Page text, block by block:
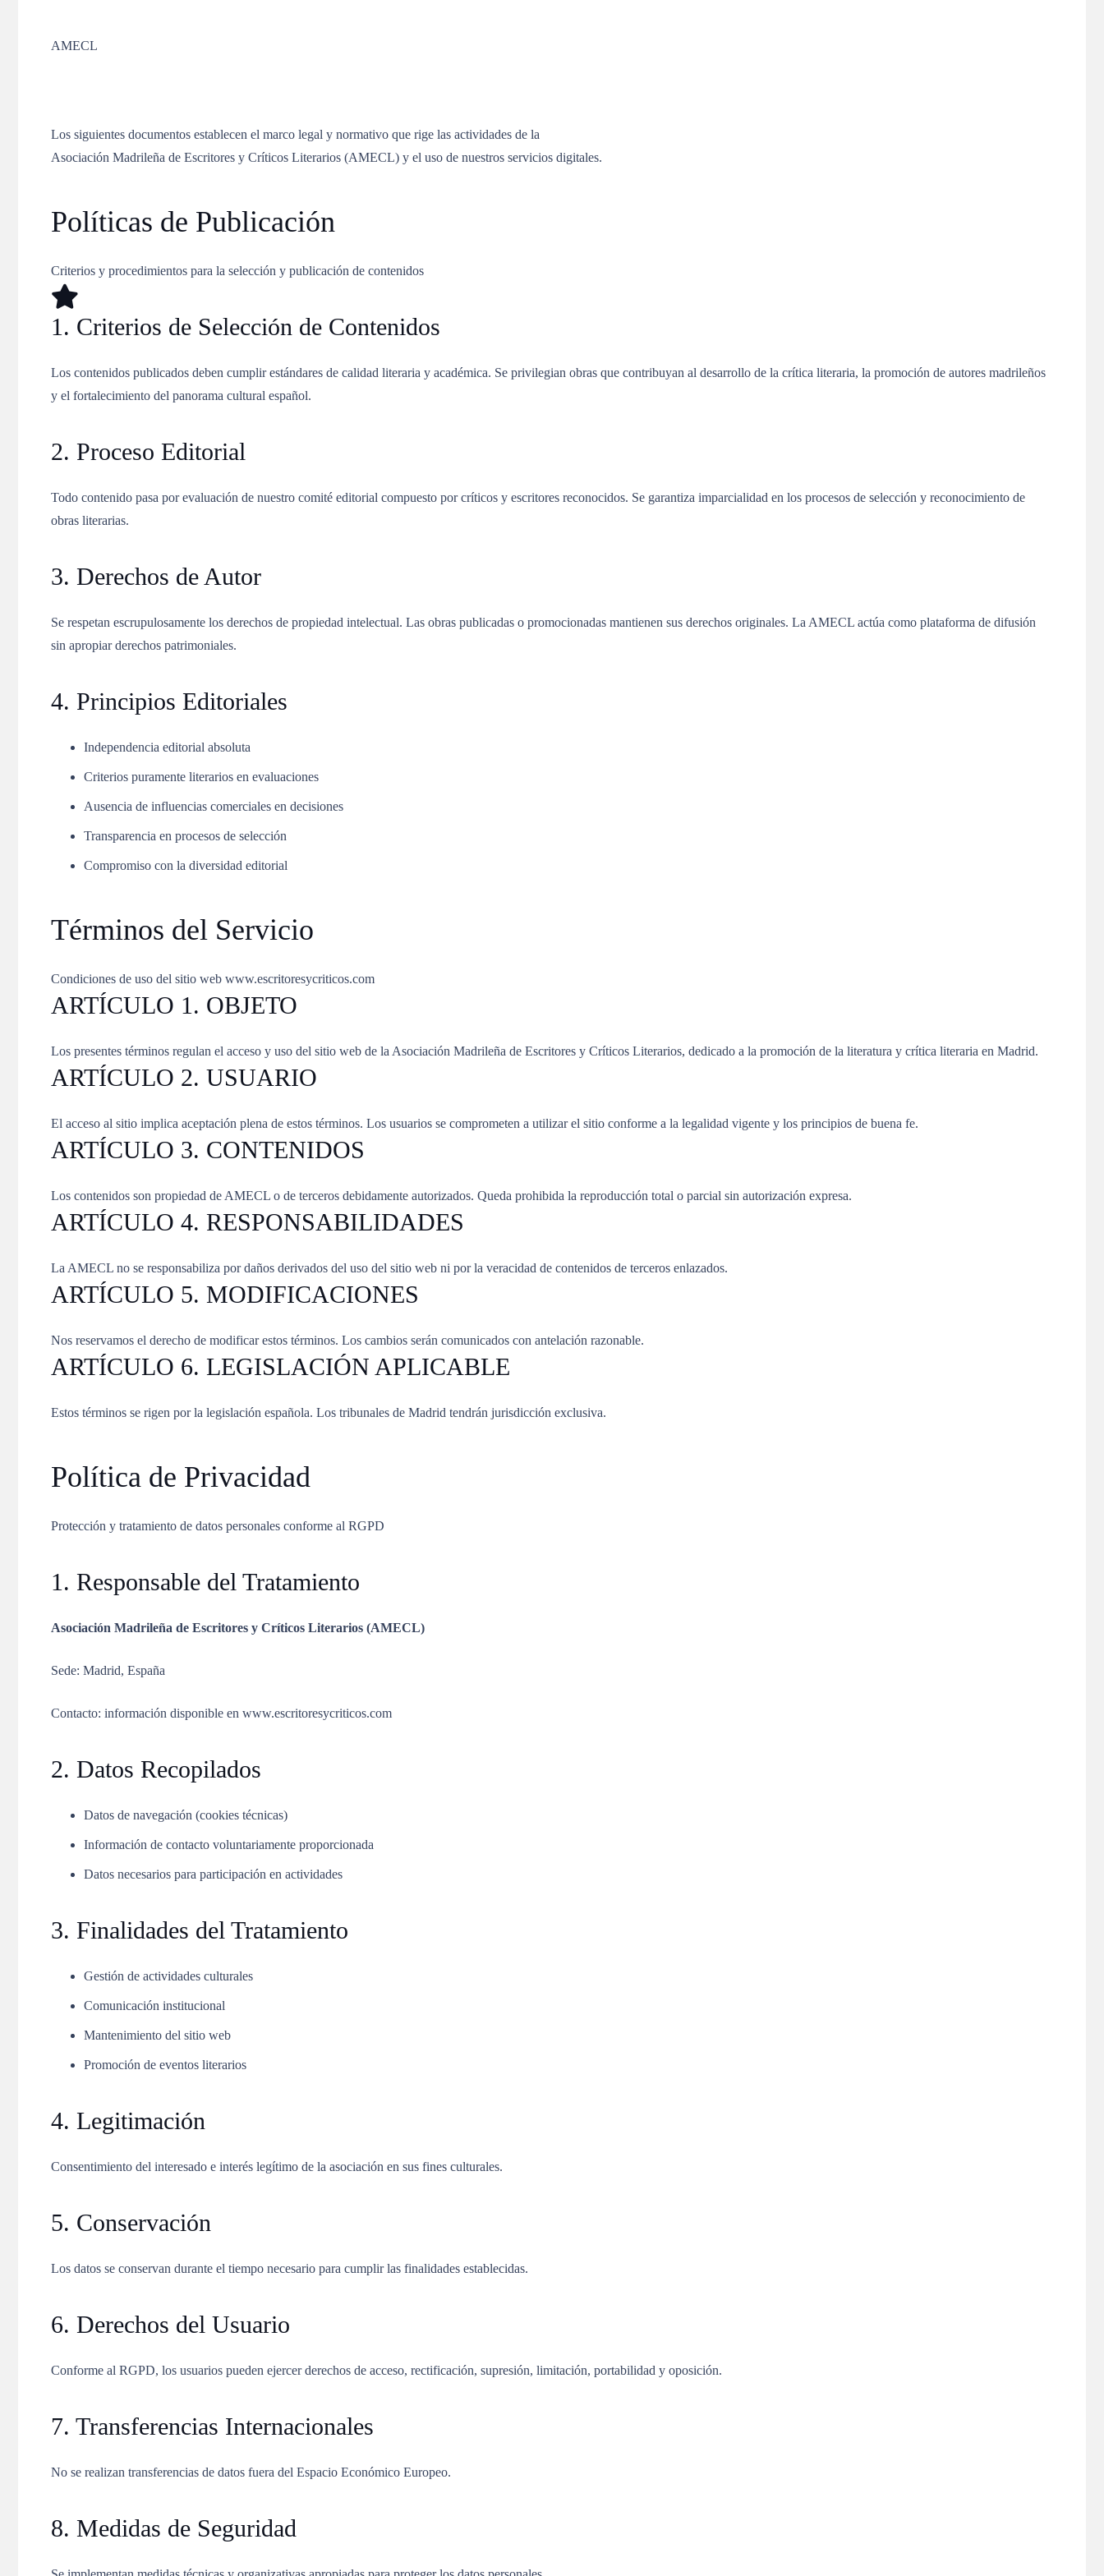
AMECL
Los siguientes documentos establecen el marco legal y normativo que rige las actividades de la
Asociación Madrileña de Escritores y Críticos Literarios (AMECL) y el uso de nuestros servicios digitales.
Políticas de Publicación
Criterios y procedimientos para la selección y publicación de contenidos
1. Criterios de Selección de Contenidos
Los contenidos publicados deben cumplir estándares de calidad literaria y académica. Se privilegian obras que contribuyan al desarrollo de la crítica literaria, la promoción de autores madrileños
y el fortalecimiento del panorama cultural español.
2. Proceso Editorial
Todo contenido pasa por evaluación de nuestro comité editorial compuesto por críticos y escritores reconocidos. Se garantiza imparcialidad en los procesos de selección y reconocimiento de
obras literarias.
3. Derechos de Autor
Se respetan escrupulosamente los derechos de propiedad intelectual. Las obras publicadas o promocionadas mantienen sus derechos originales. La AMECL actúa como plataforma de difusión
sin apropiar derechos patrimoniales.
4. Principios Editoriales
Independencia editorial absoluta
Criterios puramente literarios en evaluaciones
Ausencia de influencias comerciales en decisiones
Transparencia en procesos de selección
Compromiso con la diversidad editorial
Términos del Servicio
Condiciones de uso del sitio web www.escritoresycriticos.com
ARTÍCULO 1. OBJETO
Los presentes términos regulan el acceso y uso del sitio web de la Asociación Madrileña de Escritores y Críticos Literarios, dedicado a la promoción de la literatura y crítica literaria en Madrid.
ARTÍCULO 2. USUARIO
El acceso al sitio implica aceptación plena de estos términos. Los usuarios se comprometen a utilizar el sitio conforme a la legalidad vigente y los principios de buena fe.
ARTÍCULO 3. CONTENIDOS
Los contenidos son propiedad de AMECL o de terceros debidamente autorizados. Queda prohibida la reproducción total o parcial sin autorización expresa.
ARTÍCULO 4. RESPONSABILIDADES
La AMECL no se responsabiliza por daños derivados del uso del sitio web ni por la veracidad de contenidos de terceros enlazados.
ARTÍCULO 5. MODIFICACIONES
Nos reservamos el derecho de modificar estos términos. Los cambios serán comunicados con antelación razonable.
ARTÍCULO 6. LEGISLACIÓN APLICABLE
Estos términos se rigen por la legislación española. Los tribunales de Madrid tendrán jurisdicción exclusiva.
Política de Privacidad
Protección y tratamiento de datos personales conforme al RGPD
1. Responsable del Tratamiento
Asociación Madrileña de Escritores y Críticos Literarios (AMECL)
Sede: Madrid, España
Contacto: información disponible en www.escritoresycriticos.com
2. Datos Recopilados
Datos de navegación (cookies técnicas)
Información de contacto voluntariamente proporcionada
Datos necesarios para participación en actividades
3. Finalidades del Tratamiento
Gestión de actividades culturales
Comunicación institucional
Mantenimiento del sitio web
Promoción de eventos literarios
4. Legitimación
Consentimiento del interesado e interés legítimo de la asociación en sus fines culturales.
5. Conservación
Los datos se conservan durante el tiempo necesario para cumplir las finalidades establecidas.
6. Derechos del Usuario
Conforme al RGPD, los usuarios pueden ejercer derechos de acceso, rectificación, supresión, limitación, portabilidad y oposición.
7. Transferencias Internacionales
No se realizan transferencias de datos fuera del Espacio Económico Europeo.
8. Medidas de Seguridad